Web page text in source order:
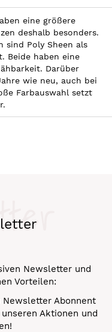
eine größere
deshalb besonders.
sind Poly Sheen als
Beide haben eine
Darüber
wie neu, auch bei
Farbauswahl setzt
Newsletter und
Vorteilen:
Newsletter Abonnent
Aktionen und